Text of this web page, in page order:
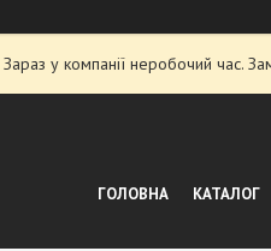
Зараз у компанії неробочий час.
ГОЛОВНА КАТАЛОГ